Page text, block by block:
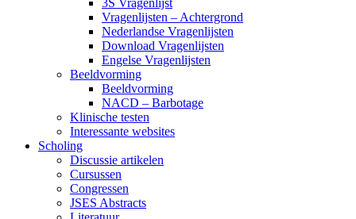
3S Vragenlijst
Vragenlijsten – Achtergrond
Nederlandse Vragenlijsten
Download Vragenlijsten
Engelse Vragenlijsten
Beeldvorming
Beeldvorming
NACD – Barbotage
Klinische testen
Interessante websites
Scholing
Discussie artikelen
Cursussen
Congressen
JSES Abstracts